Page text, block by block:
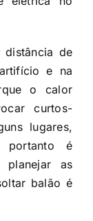
distância de
e na
o calor
curtos-
lugares,
portanto é
planejar as
balão é